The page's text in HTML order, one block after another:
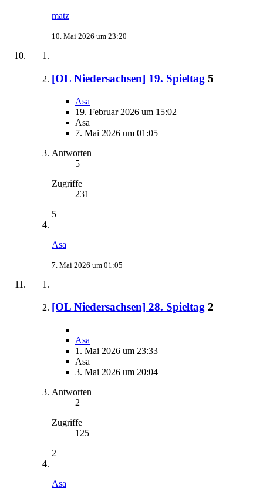
matz
10. Mai 2026 um 23:20
[OL Niedersachsen] 19. Spieltag 5
Asa
19. Februar 2026 um 15:02
Asa
7. Mai 2026 um 01:05
Antworten
5
Zugriffe
231
5
Asa
7. Mai 2026 um 01:05
[OL Niedersachsen] 28. Spieltag 2
Asa
1. Mai 2026 um 23:33
Asa
3. Mai 2026 um 20:04
Antworten
2
Zugriffe
125
2
Asa